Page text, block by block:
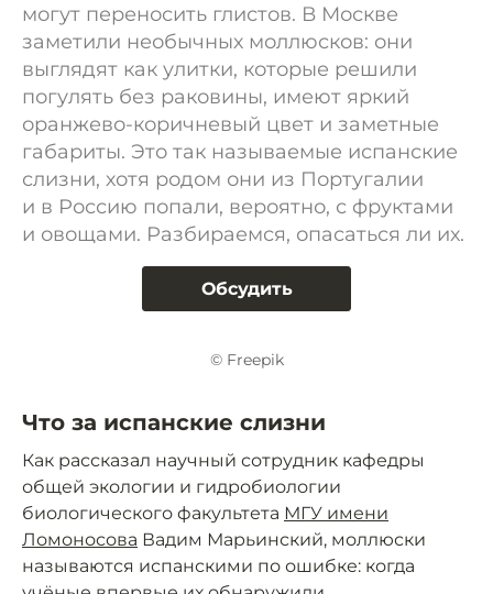
могут переносить глистов. В Москве
заметили необычных моллюсков: они
выглядят как улитки, которые решили
погулять без раковины, имеют яркий
оранжево-коричневый цвет и заметные
габариты. Это так называемые испанские
слизни, хотя родом они из Португалии
и в Россию попали, вероятно, с фруктами
и овощами. Разбираемся, опасаться ли их.
Обсудить
© Freepik
Что за испанские слизни
Как рассказал научный сотрудник кафедры
общей экологии и гидробиологии
биологического факультета МГУ имени
Ломоносова Вадим Марьинский, моллюски
называются испанскими по ошибке: когда